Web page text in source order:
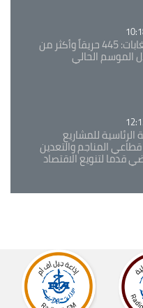
المدير العام للغابات: 445 حريقاً وأكثر من
للمشاريع
المناجم والتعدين
قدما لتنويع الاقتصاد